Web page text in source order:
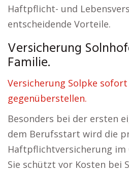
Haftpflicht- und
entscheidende Vorteile.
Versicherung
Familie.
Versicherung Solpke
gegenüberstellen.
Besonders bei der ersten
dem Berufsstart wird die
Haftpflichtversicherung im
Sie schützt vor Kosten bei